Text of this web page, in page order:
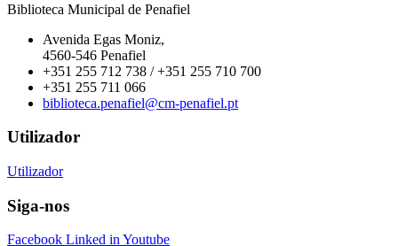
Biblioteca Municipal de Penafiel
Avenida Egas Moniz,
4560-546 Penafiel
+351 255 712 738 / +351 255 710 700
+351 255 711 066
biblioteca.penafiel@cm-penafiel.pt
Utilizador
Utilizador
Siga-nos
Facebook Linked in Youtube